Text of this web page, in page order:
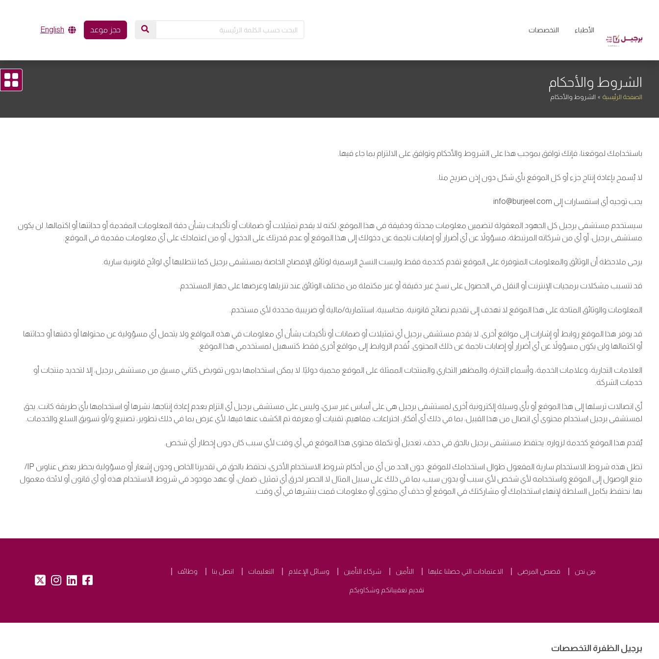
الأطباء التخصصات حجز موعد English
الشروط والأحكام
الصفحة الرئيسية » الشروط والأحكام
باستخدامك لموقعنا، فإنك توافق بموجب هذا على الشروط والأحكام وتوافق على الالتزام بما جاء فيها.
لا يُسمح بإعادة إنتاج جزء أو كل الموقع بأي شكل دون إذن صريح منا.
يجب توجيه أي استفسارات إلى info@burjeel.com
سيستخدم مستشفى برجيل كل الجهود المعقولة لتضمين معلومات محدثة ودقيقة في هذا الموقع، لكنه لا يقدم تمثيلات أو ضمانات أو تأكيدات بشأن دقة المعلومات المقدمة أو حداثتها أو اكتمالها. لن يكون
مستشفى برجيل، أو أي من شركاته المرتبطة، مسؤولاً عن أي أضرار أو إصابات ناجمة عن دخولك إلى هذا الموقع أو عدم قدرتك على الدخول، أو من اعتمادك على أي معلومات مقدمة في الموقع.
يرجى ملاحظة أن الوثائق والمعلومات المتوفرة على الموقع تقدم كخدمة فقط وليست النسخ الرسمية لوثائق الإفصاح الخاصة بمستشفى برجيل كما تتطلبها أي لوائح قانونية سارية.
قد تتسبب مشكلات برمجيات الإنترنت أو النقل في الحصول على نسخ غير دقيقة أو غير مكتملة من مختلف الوثائق عند تنزيلها وعرضها على جهاز المستخدم.
المعلومات والوثائق المتاحة على هذا الموقع لا تهدف إلى تقديم نصائح قانونية، محاسبية، استثمارية/مالية أو ضريبية محددة لأي مستخدم.
قد يوفر هذا الموقع روابط أو إشارات إلى مواقع أخرى. لا يقدم مستشفى برجيل أي تمثيلات أو ضمانات أو تأكيدات بشأن أي معلومات في هذه المواقع ولا يتحمل أي مسؤولية عن محتواها أو دقتها أو حداثتها
أو اكتمالها ولن يكون مسؤولاً عن أي أضرار أو إصابات ناجمة عن ذلك المحتوى. تُقدم الروابط إلى مواقع أخرى فقط كتسهيل لمستخدمي هذا الموقع.
العلامات التجارية، وعلامات الخدمة، وأسماء التجارة، والمظهر التجاري والمنتجات الممثلة على الموقع محمية دوليًا. لا يمكن استخدامها بدون تفويض كتابي مسبق من مستشفى برجيل، إلا لتحديد منتجات أو
خدمات الشركة.
أي اتصالات ترسلها إلى هذا الموقع أو بأي وسيلة إلكترونية أخرى لمستشفى برجيل هي على أساس غير سري، وليس على مستشفى برجيل أي التزام بعدم إعادة إنتاجها، نشرها أو استخدامها بأي طريقة كانت. يحق
لمستشفى برجيل استخدام محتوى أي اتصال من هذا القبيل، بما في ذلك أي أفكار، اختراعات، مفاهيم، تقنيات أو معرفة تم الكشف عنها فيها، لأي غرض بما في ذلك تطوير، تصنيع و/أو تسويق السلع والخدمات.
يُقدم هذا الموقع كخدمة لزواره. يحتفظ مستشفى برجيل بالحق في حذف، تعديل أو تكملة محتوى هذا الموقع في أي وقت لأي سبب كان دون إخطار أي شخص.
تظل هذه شروط الاستخدام سارية المفعول طوال استخدامك للموقع. دون الحد من أي من أحكام شروط الاستخدام الأخرى، نحتفظ بالحق في تقديرنا الخاص ودون إشعار أو مسؤولية بحظر بعض عناوين IP/
منع الوصول إلى الموقع واستخدامه لأي شخص لأي سبب أو بدون سبب، بما في ذلك على سبيل المثال لا الحصر لخرق أي تمثيل، ضمان، أو عهد موجود في شروط الاستخدام هذه أو أي قانون أو لائحة معمول
بها. نحتفظ بكامل السلطة لإنهاء استخدامك أو مشاركتك في الموقع أو حذف أي محتوى أو معلومات قمت بنشرها في أي وقت.
من نحن قصص المرضى الاعتمادات التي حصلنا عليها التأمين شركاء التأمين وسائل الإعلام التعليمات اتصل بنا وظائف
تقديم تعقيباتكم وشكاويكم
fb:
lk:
insta:
tw:
برجيل الظفرة التخصصات